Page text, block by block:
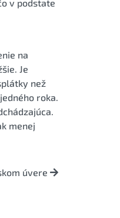
v podstate
na
Je
než
roka.
menej
úvere